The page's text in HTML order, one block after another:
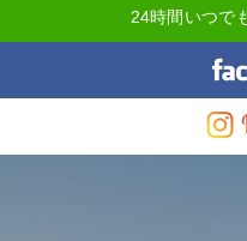
24時間いつで